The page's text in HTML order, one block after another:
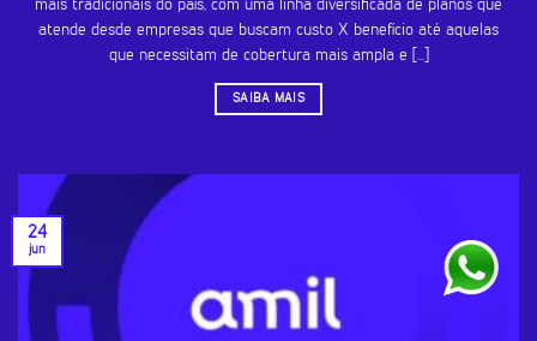
mais tradicionais do país, com uma linha diversificada de planos que
atende desde empresas que buscam custo X benefício até aquelas
que necessitam de cobertura mais ampla e [...]
SAIBA MAIS
24
jun